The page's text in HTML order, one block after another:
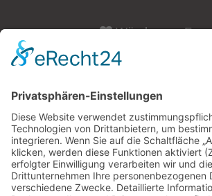
Würzburger Fass
Samstag: 10:00 - 15:00 Uhr
An den Adventssamstagen
haben wir von
10:00 - 18:00 Uhr
für Sie geöffnet.